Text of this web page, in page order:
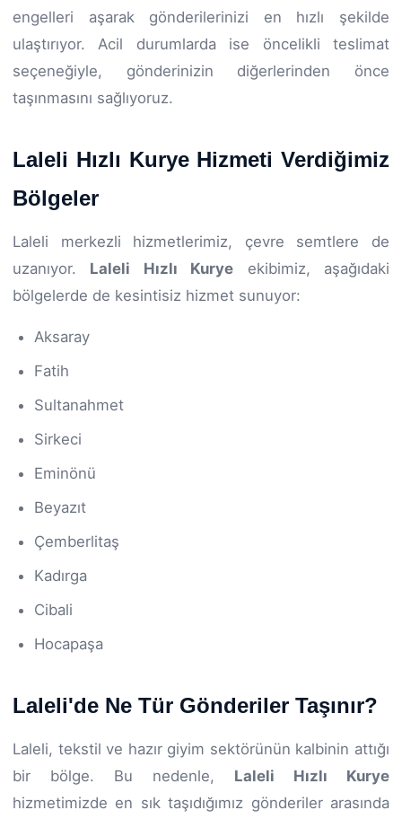
engelleri aşarak gönderilerinizi en hızlı şekilde
ulaştırıyor. Acil durumlarda ise öncelikli teslimat
seçeneğiyle, gönderinizin diğerlerinden önce
taşınmasını sağlıyoruz.
Laleli Hızlı Kurye Hizmeti Verdiğimiz
Bölgeler
Laleli merkezli hizmetlerimiz, çevre semtlere de
uzanıyor. Laleli Hızlı Kurye ekibimiz, aşağıdaki
bölgelerde de kesintisiz hizmet sunuyor:
Aksaray
Fatih
Sultanahmet
Sirkeci
Eminönü
Beyazıt
Çemberlitaş
Kadırga
Cibali
Hocapaşa
Laleli'de Ne Tür Gönderiler Taşınır?
Laleli, tekstil ve hazır giyim sektörünün kalbinin attığı
bir bölge. Bu nedenle, Laleli Hızlı Kurye
hizmetimizde en sık taşıdığımız gönderiler arasında